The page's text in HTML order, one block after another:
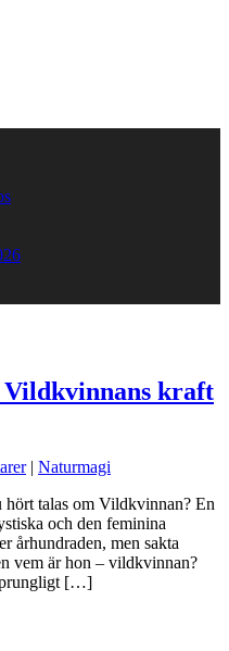
kraft
| Naturmagi
talas om Vildkvinnan? En
och den feminina
århundraden, men sakta
vem är hon – vildkvinnan?
[…]